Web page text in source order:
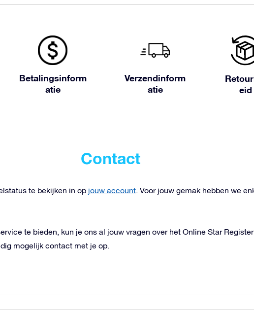
Betalingsinform
atie
Verzendinform
atie
eid
Contact
te bekijken in op jouw account. Voor jouw gemak hebben we
te bieden, kun je ons al jouw vragen over het Online Star
mogelijk contact met je op.